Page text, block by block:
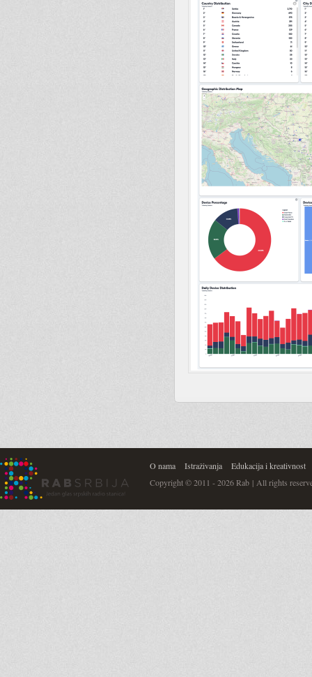
O nama Istraživanja
Edukacija i kreativnost
Copyright © 2011 - 2026 Rab | All rights